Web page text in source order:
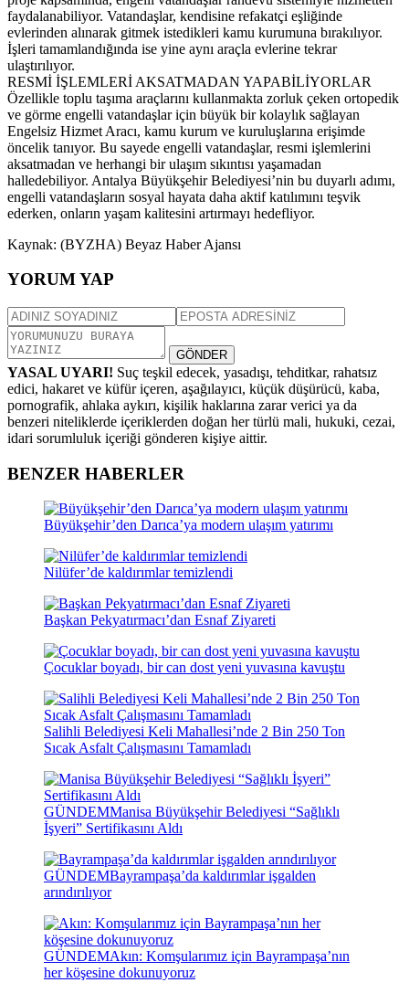
faydalanabiliyor. Vatandaşlar, kendisine refakatçi eşliğinde
evlerinden alınarak gitmek istedikleri kamu kurumuna bırakılıyor.
İşleri tamamlandığında ise yine aynı araçla evlerine tekrar
ulaştırılıyor.
RESMİ İŞLEMLERİ AKSATMADAN YAPABİLİYORLAR
Özellikle toplu taşıma araçlarını kullanmakta zorluk çeken ortopedik
ve görme engelli vatandaşlar için büyük bir kolaylık sağlayan
Engelsiz Hizmet Aracı, kamu kurum ve kuruluşlarına erişimde
öncelik tanıyor. Bu sayede engelli vatandaşlar, resmi işlemlerini
aksatmadan ve herhangi bir ulaşım sıkıntısı yaşamadan
halledebiliyor. Antalya Büyükşehir Belediyesi’nin bu duyarlı adımı,
engelli vatandaşların sosyal hayata daha aktif katılımını teşvik
ederken, onların yaşam kalitesini artırmayı hedefliyor.
Kaynak: (BYZHA) Beyaz Haber Ajansı
YORUM YAP
GÖNDER
YASAL UYARI! Suç teşkil edecek, yasadışı, tehditkar, rahatsız
edici, hakaret ve küfür içeren, aşağılayıcı, küçük düşürücü, kaba,
pornografik, ahlaka aykırı, kişilik haklarına zarar verici ya da
benzeri niteliklerde içeriklerden doğan her türlü mali, hukuki, cezai,
idari sorumluluk içeriği gönderen kişiye aittir.
BENZER HABERLER
Büyükşehir’den Darıca’ya modern ulaşım yatırımı
Nilüfer’de kaldırımlar temizlendi
Başkan Pekyatırmacı’dan Esnaf Ziyareti
Çocuklar boyadı, bir can dost yeni yuvasına kavuştu
Salihli Belediyesi Keli Mahallesi’nde 2 Bin 250 Ton
Sıcak Asfalt Çalışmasını Tamamladı
GÜNDEMManisa Büyükşehir Belediyesi “Sağlıklı
İşyeri” Sertifikasını Aldı
GÜNDEMBayrampaşa’da kaldırımlar işgalden
arındırılıyor
GÜNDEMAkın: Komşularımız için Bayrampaşa’nın
her köşesine dokunuyoruz